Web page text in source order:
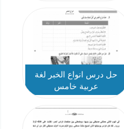
حل درس انواع الخبر لغة
عربية خامس